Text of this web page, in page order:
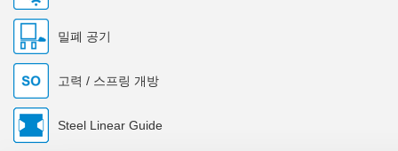
밀폐 공기
고력 / 스프링 개방
Steel Linear Guide